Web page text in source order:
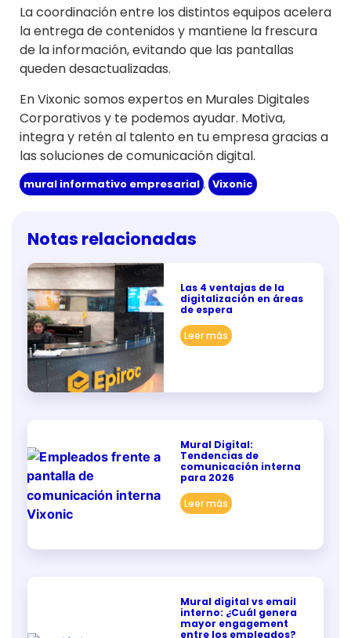
La coordinación entre los distintos equipos acelera
la entrega de contenidos y mantiene la frescura
de la información, evitando que las pantallas
queden desactualizadas.
En Vixonic somos expertos en Murales Digitales
Corporativos y te podemos ayudar. Motiva,
integra y retén al talento en tu empresa gracias a
las soluciones de comunicación digital.
mural informativo empresarial , Vixonic
Notas relacionadas
Las 4 ventajas de la
digitalización en áreas
de espera
Leer más
Mural Digital:
Tendencias de
comunicación interna
para 2026
Leer más
Mural digital vs email
interno: ¿Cuál genera
mayor engagement
entre los empleados?